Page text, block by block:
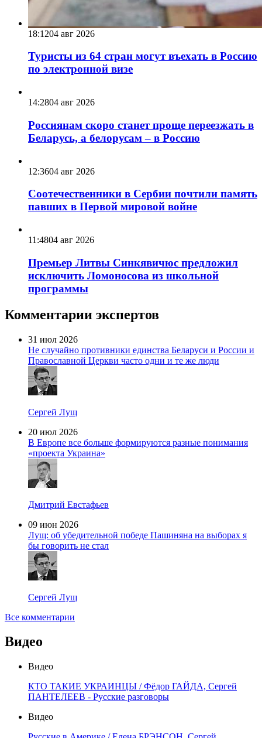
18:1204 авг 2026
Туристы из 64 стран могут въехать в Россию
по электронной визе
14:2804 авг 2026
Россиянам скоро станет проще переезжать в
Беларусь, а белорусам – в Россию
12:3604 авг 2026
Соотечественники в Сербии почтили память
павших в Первой мировой войне
11:4804 авг 2026
Премьер Литвы Синкявичюс предложил
исключить Ломоносова из школьной
программы
Комментарии экспертов
31 июл 2026
Не случайно противники единства Беларуси и России и
Православной Церкви часто одни и те же люди
Сергей Лущ
20 июл 2026
В Европе все больше формируются разные понимания
«проекта Украина»
Дмитрий Евстафьев
09 июн 2026
Лущ: об убедительной победе Пашиняна на выборах я
бы говорить не стал
Сергей Лущ
Все комментарии
Видео
Видео
КТО ТАКИЕ УКРАИНЦЫ / Фёдор ГАЙДА, Сергей
ПАНТЕЛЕЕВ - Русские разговоры
Видео